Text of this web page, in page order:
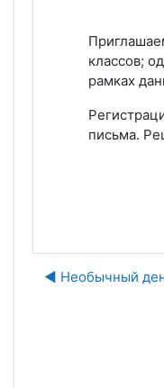
классов;
рамках
письма.
◀︎ Необычный